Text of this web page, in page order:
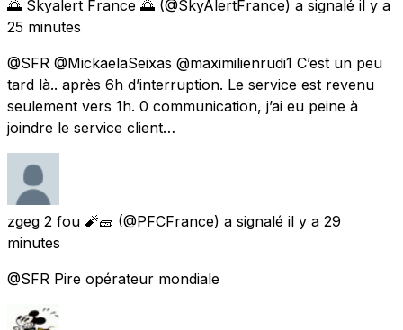
🌅 Skyalert France 🌅 (@SkyAlertFrance) a signalé il y a
25 minutes
@SFR @MickaelaSeixas @maximilienrudi1 C’est un peu
tard là.. après 6h d’interruption. Le service est revenu
seulement vers 1h. 0 communication, j’ai eu peine à
joindre le service client…
zgeg 2 fou 🧨🧱 (@PFCFrance) a signalé il y a 29
minutes
@SFR Pire opérateur mondiale